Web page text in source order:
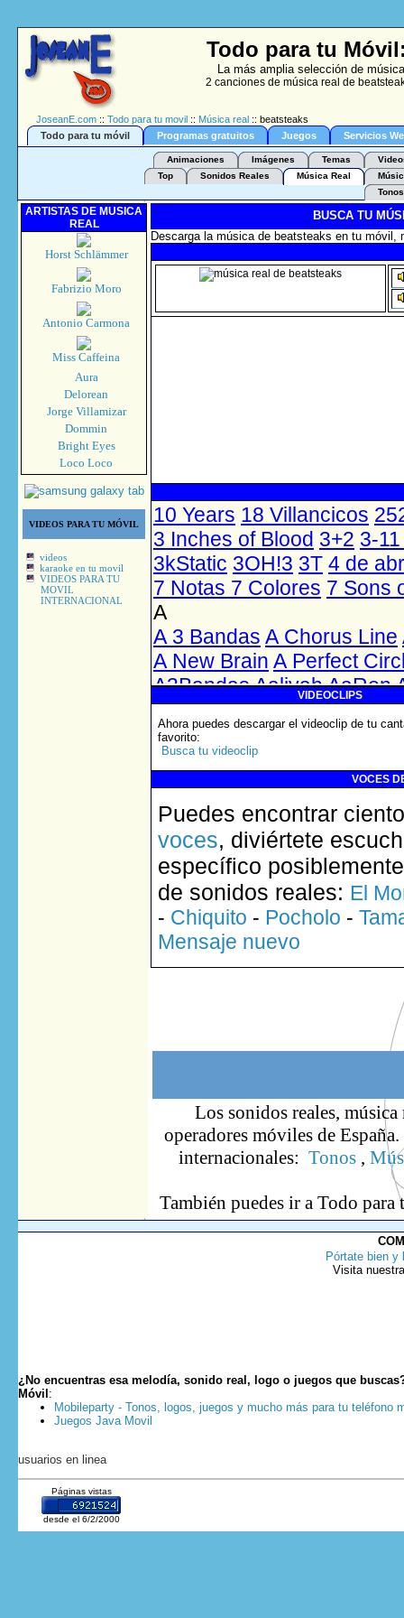
Todo para tu
La más amplia selección de
2 canciones de música real de
JoseanE.com :: Todo para tu movil :: Música real :: beatsteaks
Todo para tu móvil
Programas gratuitos Juegos Servicios
Animaciones Imágenes Temas
Top
Sonidos Reales Música Real
Tonos
ARTISTAS DE MUSICA
REAL
Horst Schlämmer
Fabrizio Moro
Antonio Carmona
Miss Caffeina
Aura
Delorean
Jorge Villamizar
Dommin
Bright Eyes
Loco Loco
VIDEOS PARA TU MÓVIL
videos
karaoke en tu movil
VIDEOS PARA TU
MOVIL
INTERNACIONAL
BUSCA TU
Descarga la música de beatsteaks en tu
VIDEOCLIPS
Ahora puedes descargar el videoclip de tu
favorito:
Busca tu videoclip
VOCES
Puedes encontrar
voces, diviértete
específico
de sonidos reales: El
- Chiquito - Pocholo -
Mensaje nuevo
Los sonidos reales,
operadores móviles de
internacionales: Tonos,
También puedes ir a Todo para
Pórtate bien y
Visita
¿No encuentras esa melodía, sonido real, logo o juegos que
Móvil :
Mobileparty - Tonos, logos, juegos y mucho más para tu teléfono
Juegos Java Movil
usuarios en linea
Páginas vistas
desde el 6/2/2000